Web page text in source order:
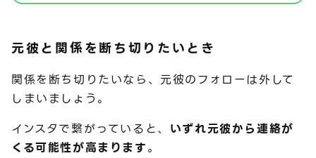
元彼と関係を断ち切りたいとき
関係を断ち切りたいなら、元彼のフォローは外して
しまいましょう。
インスタで繋がっていると、 いずれ元彼から連絡が
くる可能性が高まります。